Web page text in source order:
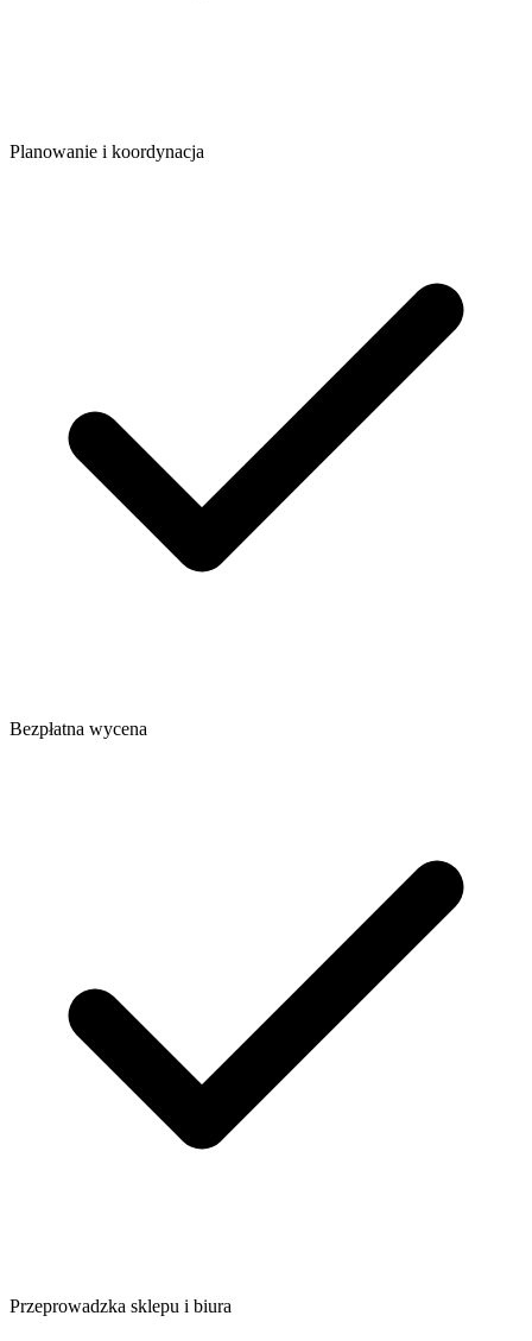
Planowanie i koordynacja
Bezpłatna wycena
Przeprowadzka sklepu i biura